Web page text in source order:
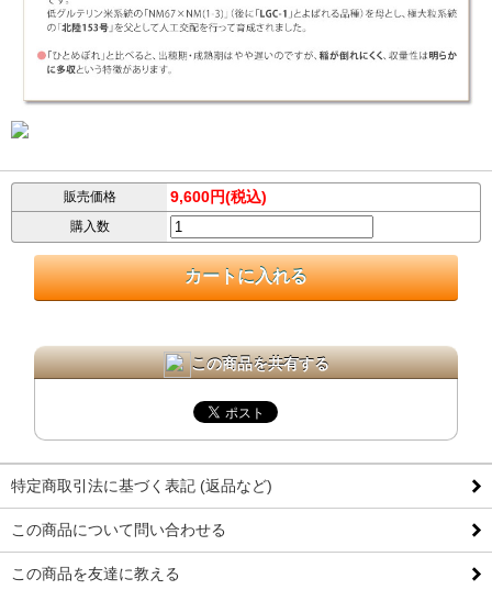
販売価格 9,600円(税込)
購入数
この商品を共有する
特定商取引法に基づく表記 (返品など)
この商品について問い合わせる
この商品を友達に教える